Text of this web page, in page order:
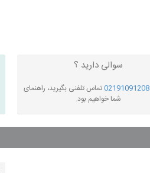
سوالی دارید ؟
02191091208تماس تلفنی بگیرید، راهنمای
شما خواهیم بود.